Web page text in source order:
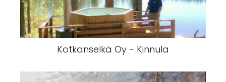
Kotkanselkä Oy - Kinnula